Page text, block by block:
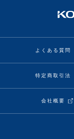
よくある質問
特定商取引法
会社概要